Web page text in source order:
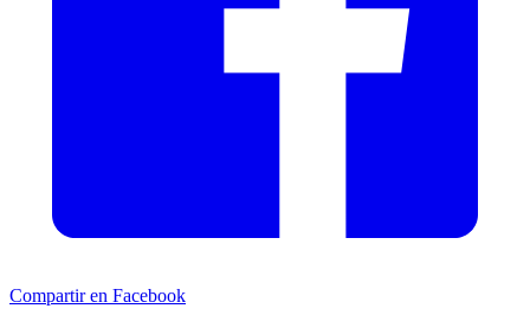
Compartir en Facebook